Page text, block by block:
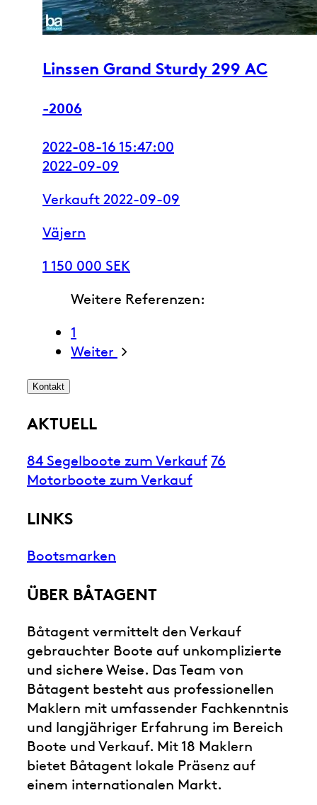
Linssen Grand Sturdy 299 AC
-2006
2022-08-16 15:47:00
2022-09-09
Verkauft 2022-09-09
Väjern
1 150 000 SEK
Weitere Referenzen:
1
Weiter
Kontakt
AKTUELL
84 Segelboote zum Verkauf76
Motorboote zum Verkauf
LINKS
Bootsmarken
ÜBER BÅTAGENT
Båtagent vermittelt den Verkauf
gebrauchter Boote auf unkomplizierte
und sichere Weise. Das Team von
Båtagent besteht aus professionellen
Maklern mit umfassender Fachkenntnis
und langjähriger Erfahrung im Bereich
Boote und Verkauf. Mit 18 Maklern
bietet Båtagent lokale Präsenz auf
einem internationalen Markt.